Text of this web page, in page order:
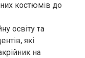
костюмів до
освіту та
які
на